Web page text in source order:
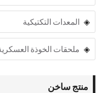
المعدات التكتيكية
ملحقات الخوذة
منتج ساخن